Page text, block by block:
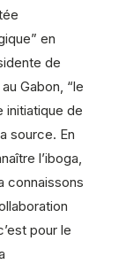
en
de
Gabon, “le
initiatique de
source. En
l’iboga,
connaissons
pour le